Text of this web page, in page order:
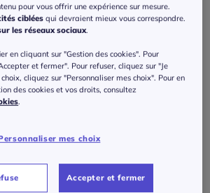
une taille
pour vous offrir une expérience sur mesure.
ciblées qui devraient mieux vous correspondre.
les réseaux sociaux
en cliquant sur "Gestion des cookies". Pour
et fermer". Pour refuser, cliquez sur "Je
cliquez sur "Personnaliser mes choix". Pour en
des cookies et vos droits, consultez
mes choix
Accepter et fermer